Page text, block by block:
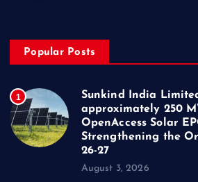
Popular Posts
1
Sunkind India
approximately 250
OpenAccess Solar
Strengthening the
26-27
August 3, 2026